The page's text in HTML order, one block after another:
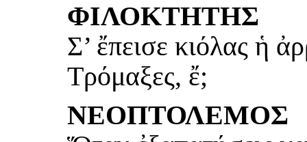
ΦΙΛΟΚΤΗΤΗΣ
Σ’ ἔπεισε κιόλας ἡ
Τρόμαξες, ἔ;
ΝΕΟΠΤΟΛΕΜΟΣ